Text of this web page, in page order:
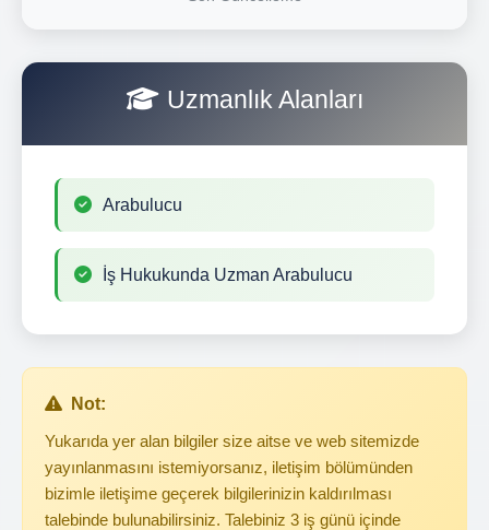
Uzmanlık Alanları
Arabulucu
İş Hukukunda Uzman Arabulucu
Not:
Yukarıda yer alan bilgiler size aitse ve web sitemizde
yayınlanmasını istemiyorsanız, iletişim bölümünden
bizimle iletişime geçerek bilgilerinizin kaldırılması
talebinde bulunabilirsiniz. Talebiniz 3 iş günü içinde